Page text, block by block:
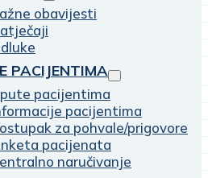
obavijesti
PACIJENTIMA
pacijentima
pacijentima
za pohvale/prigovore
pacijenata
naručivanje